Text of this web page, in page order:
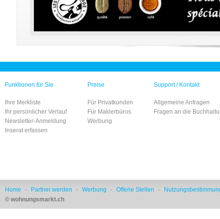
Funktionen für Sie
Ihre Merkliste
Ihr persönlicher Verlauf
Newsletter-Anmeldung
Inserat erfassen
Preise
Für Privatkunden
Für Maklerbüros
Werbung
Support / Kontakt
Allgemeine Anfragen
Fragen an die
Home - Partner werden - Werbung - Offene Stellen -
© wohnungsmarkt.ch